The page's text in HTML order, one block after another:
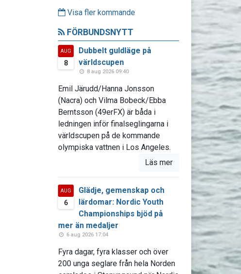
Visa fler kommande
FÖRBUNDSNYTT
AUG
8
Dubbelt guldläge på
världscupen
8 aug 2026 09:40
Emil Järudd/Hanna Jonsson
(Nacra) och Vilma Bobeck/Ebba
Berntsson (49erFX) är båda i
ledningen inför finalseglingarna i
världscupen på de kommande
olympiska vattnen i Los Angeles.
Läs mer
AUG
6
Glädje, gemenskap och
lärdomar: Nordic Youth
Championships bjöd på
mer än medaljer
6 aug 2026 17:04
Fyra dagar, fyra klasser och över
200 unga seglare från hela Norden